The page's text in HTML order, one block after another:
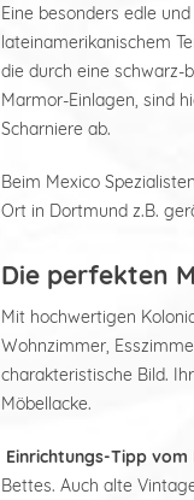
Eine besonders edle
lateinamerikanischem
die durch eine schwarz-
Marmor-Einlagen, sind
Scharniere ab.
Beim Mexico
Ort in Dortmund z.B.
Die perfekten
Mit hochwertigen
Wohnzimmer,
charakteristische Bild.
Möbellacke.
Einrichtungs-Tipp vom
Bettes. Auch alte